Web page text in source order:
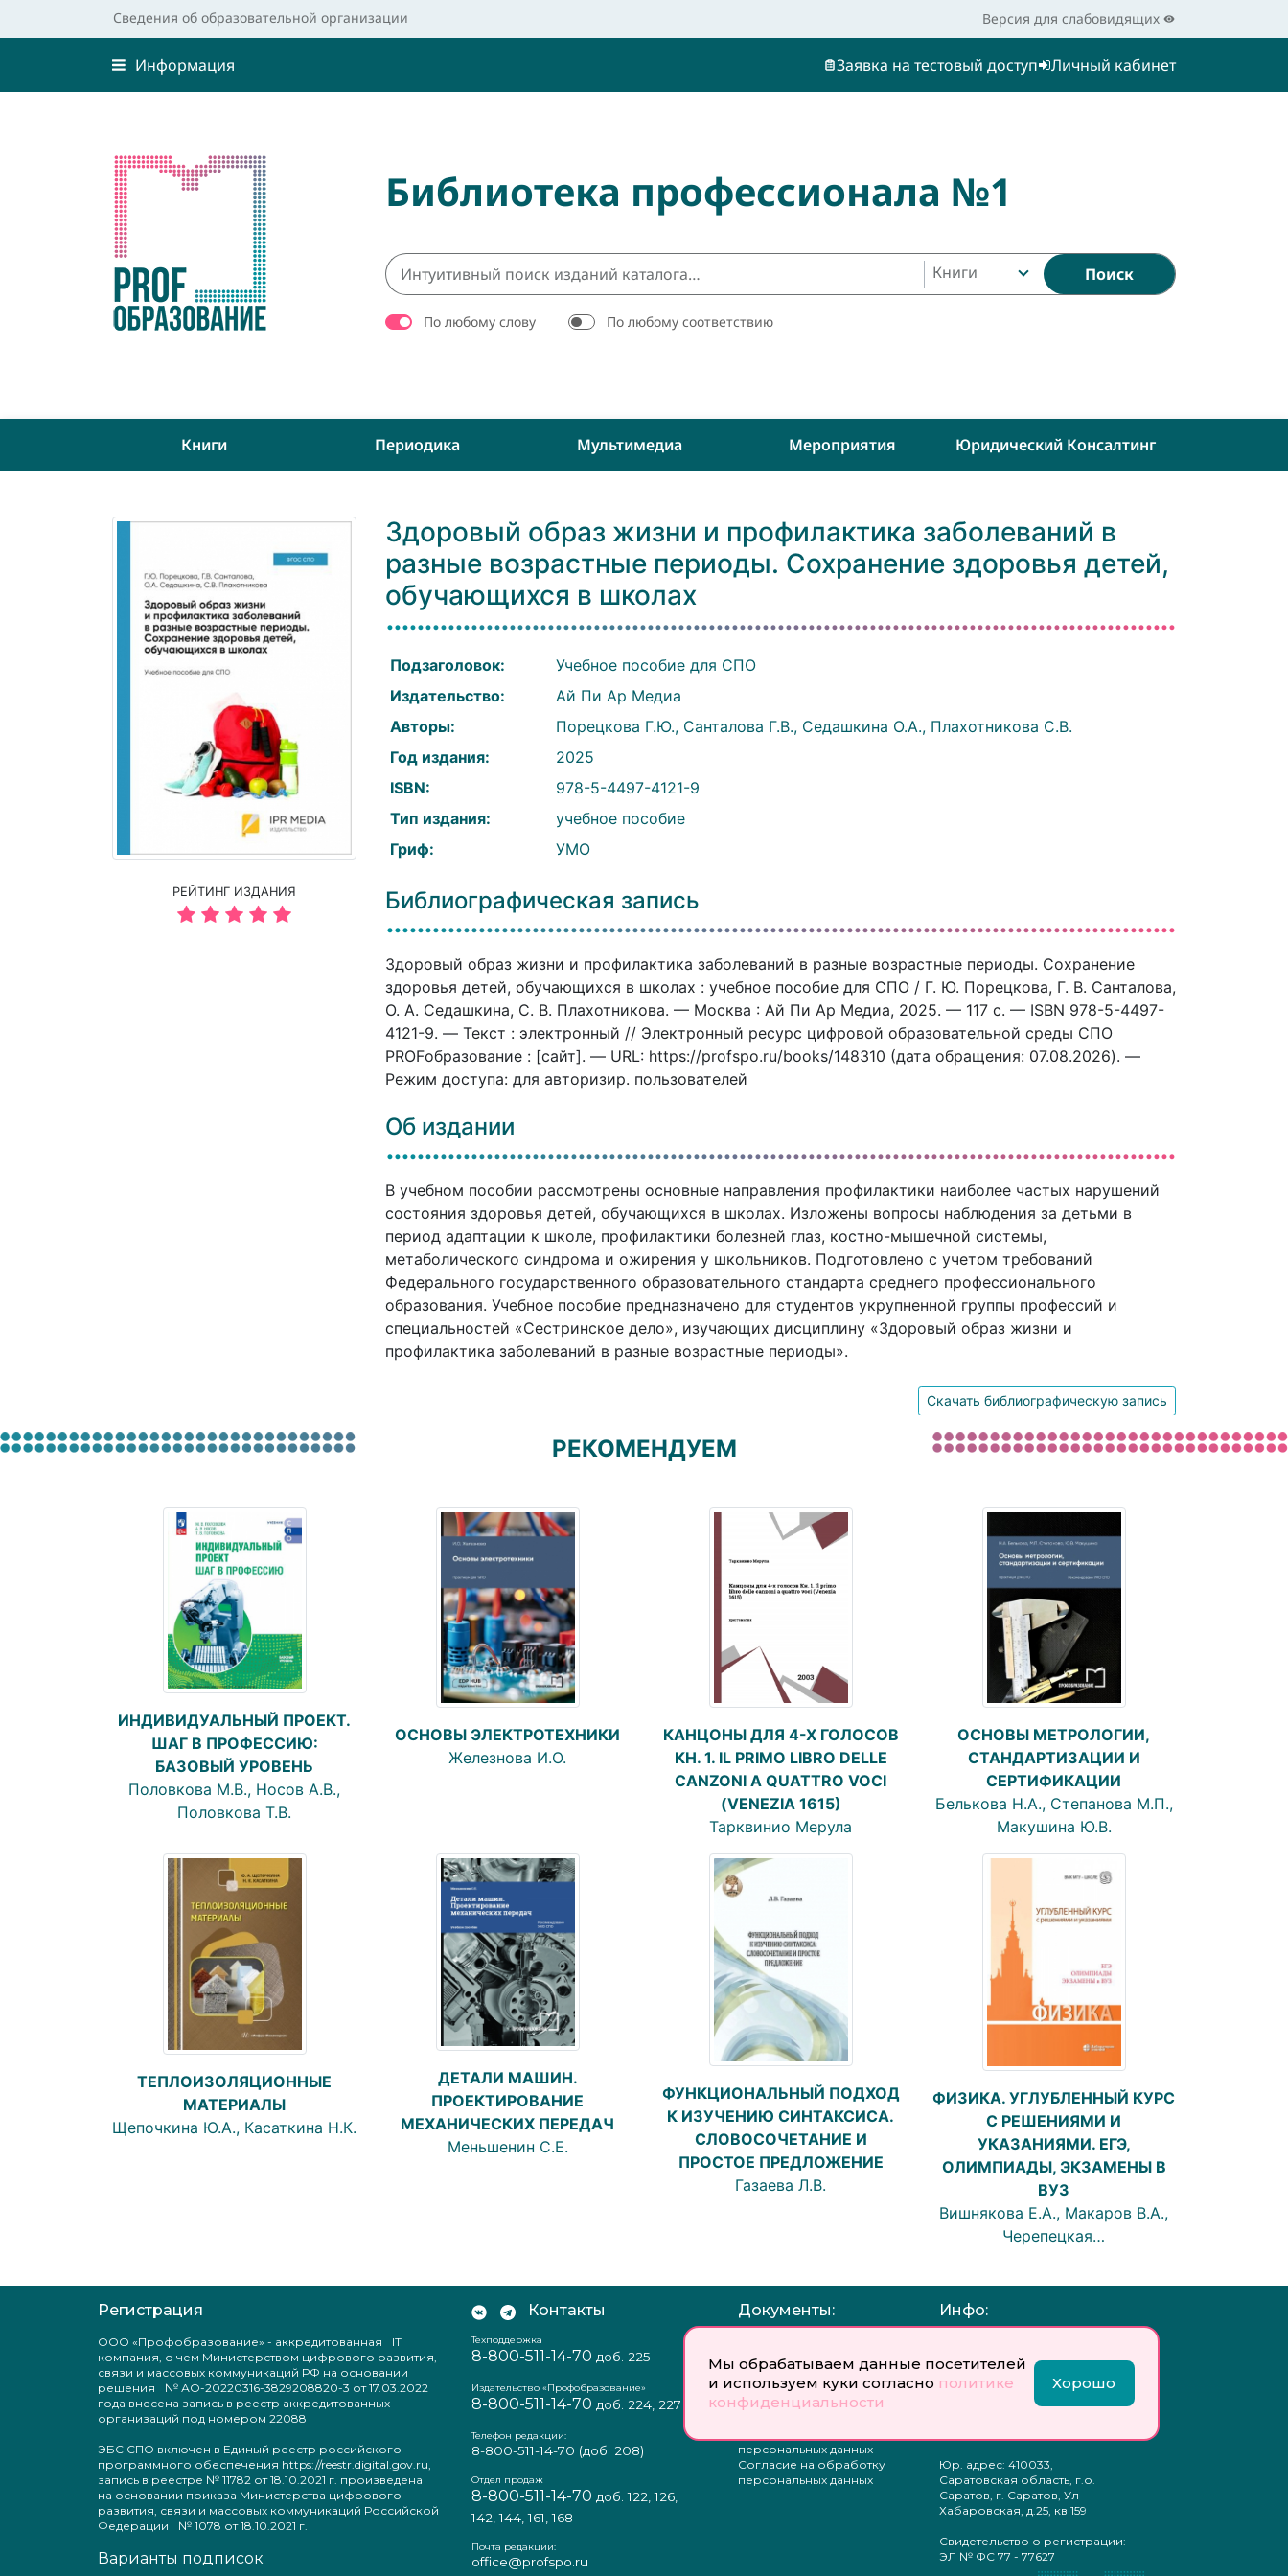
Мы обрабатываем данные посетителей
и используем куки согласно политике
конфиденциальности
Хорошо
Сведения об образовательной организации Версия для слабовидящих
Информация Заявка на тестовый доступ Личный кабинет
Библиотека профессионала №1
Книги Поиск
По любому слову По любому соответствию
Книги Периодика Мультимедиа Мероприятия Юридический Консалтинг
РЕЙТИНГ ИЗДАНИЯ
Здоровый образ жизни и профилактика заболеваний в
разные возрастные периоды. Сохранение здоровья детей,
обучающихся в школах
Подзаголовок:
Учебное пособие для СПО
Издательство:
Ай Пи Ар Медиа
Авторы:
Порецкова Г.Ю., Санталова Г.В., Седашкина О.А., Плахотникова С.В.
Год издания:
2025
ISBN:
978-5-4497-4121-9
Тип издания:
учебное пособие
Гриф:
УМО
Библиографическая запись
Здоровый образ жизни и профилактика заболеваний в разные возрастные периоды. Сохранение
здоровья детей, обучающихся в школах : учебное пособие для СПО / Г. Ю. Порецкова, Г. В. Санталова,
О. А. Седашкина, С. В. Плахотникова. — Москва : Ай Пи Ар Медиа, 2025. — 117 c. — ISBN 978-5-4497-
4121-9. — Текст : электронный // Электронный ресурс цифровой образовательной среды СПО
PROFобразование : [сайт]. — URL: https://profspo.ru/books/148310 (дата обращения: 07.08.2026). —
Режим доступа: для авторизир. пользователей
Об издании
В учебном пособии рассмотрены основные направления профилактики наиболее частых нарушений
состояния здоровья детей, обучающихся в школах. Изложены вопросы наблюдения за детьми в
период адаптации к школе, профилактики болезней глаз, костно-мышечной системы,
метаболического синдрома и ожирения у школьников. Подготовлено с учетом требований
Федерального государственного образовательного стандарта среднего профессионального
образования. Учебное пособие предназначено для студентов укрупненной группы профессий и
специальностей «Сестринское дело», изучающих дисциплину «Здоровый образ жизни и
профилактика заболеваний в разные возрастные периоды».
Скачать библиографическую запись
РЕКОМЕНДУЕМ
ИНДИВИДУАЛЬНЫЙ ПРОЕКТ.
ШАГ В ПРОФЕССИЮ:
БАЗОВЫЙ УРОВЕНЬ
Половкова М.В., Носов А.В.,
Половкова Т.В.
ОСНОВЫ ЭЛЕКТРОТЕХНИКИ
Железнова И.О.
КАНЦОНЫ ДЛЯ 4-Х ГОЛОСОВ
КН. 1. IL PRIMO LIBRO DELLE
CANZONI A QUATTRO VOCI
(VENEZIA 1615)
Тарквинио Мерула
ОСНОВЫ МЕТРОЛОГИИ,
СТАНДАРТИЗАЦИИ И
СЕРТИФИКАЦИИ
Белькова Н.А., Степанова М.П.,
Макушина Ю.В.
ТЕПЛОИЗОЛЯЦИОННЫЕ
МАТЕРИАЛЫ
Щепочкина Ю.А., Касаткина Н.К.
ДЕТАЛИ МАШИН.
ПРОЕКТИРОВАНИЕ
МЕХАНИЧЕСКИХ ПЕРЕДАЧ
Меньшенин С.Е.
ФУНКЦИОНАЛЬНЫЙ ПОДХОД
К ИЗУЧЕНИЮ СИНТАКСИСА.
СЛОВОСОЧЕТАНИЕ И
ПРОСТОЕ ПРЕДЛОЖЕНИЕ
Газаева Л.В.
ФИЗИКА. УГЛУБЛЕННЫЙ КУРС
С РЕШЕНИЯМИ И
УКАЗАНИЯМИ. ЕГЭ,
ОЛИМПИАДЫ, ЭКЗАМЕНЫ В
ВУЗ
Вишнякова Е.А., Макаров В.А.,
Черепецкая…
Регистрация
ООО «Профобразование» - аккредитованная IT
компания, о чем Министерством цифрового развития,
связи и массовых коммуникаций РФ на основании
решения № АО-20220316-3829208820-3 от 17.03.2022
года внесена запись в реестр аккредитованных
организаций под номером 22088
ЭБС СПО включен в Единый реестр российского
программного обеспечения https://reestr.digital.gov.ru,
запись в реестре № 11782 от 18.10.2021 г. произведена
на основании приказа Министерства цифрового
развития, связи и массовых коммуникаций Российской
Федерации № 1078 от 18.10.2021 г.
Варианты подписок
Контакты
Техподдержка
8-800-511-14-70 доб. 225
Издательство «Профобразование»
8-800-511-14-70 доб. 224, 227
Телефон редакции:
8-800-511-14-70 (доб. 208)
Отдел продаж
8-800-511-14-70 доб. 122, 126,
142, 144, 161, 168
Почта редакции:
office@profspo.ru
Документы:
персональных данных
Пользовательское
соглашение
Политика
персональных данных
Согласие на обработку
персональных данных
Инфо:
ограниченной
ответственностью
«Профобразование»
Юр. адрес: 410033,
Саратовская область, г.о.
Саратов, г. Саратов, Ул
Хабаровская, д.25, кв 159
Свидетельство о регистрации:
ЭЛ № ФС 77 - 77627